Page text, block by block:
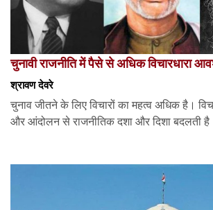
चुनावी राजनीति में पैसे से अधिक विचारधारा
श्रावण देवरे
चुनाव जीतने के लिए विचारों का महत्व अधिक है।
और आंदोलन से राजनीतिक दशा और दिशा बदलती